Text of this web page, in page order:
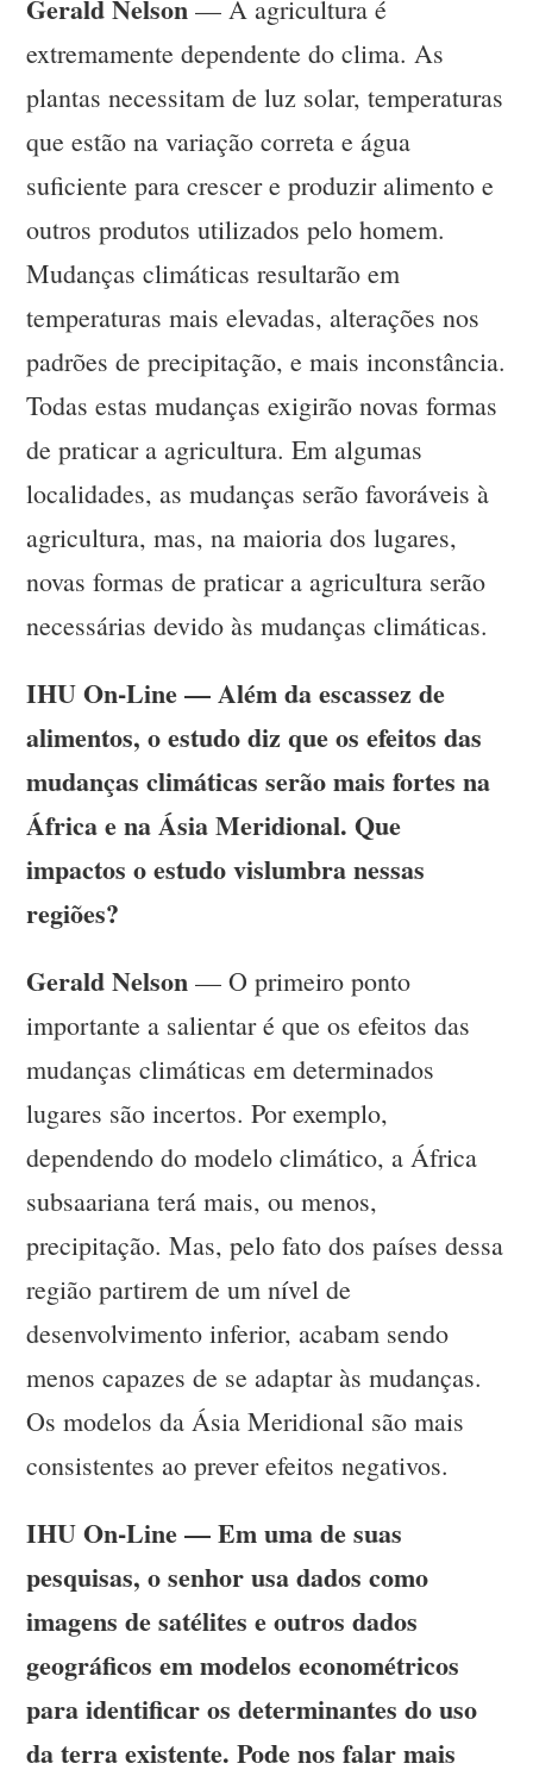
Gerald Nelson — A agricultura é
extremamente dependente do clima. As
plantas necessitam de luz solar, temperaturas
que estão na variação correta e água
suficiente para crescer e produzir alimento e
outros produtos utilizados pelo homem.
Mudanças climáticas resultarão em
temperaturas mais elevadas, alterações nos
padrões de precipitação, e mais inconstância.
Todas estas mudanças exigirão novas formas
de praticar a agricultura. Em algumas
localidades, as mudanças serão favoráveis à
agricultura, mas, na maioria dos lugares,
novas formas de praticar a agricultura serão
necessárias devido às mudanças climáticas.
IHU On-Line — Além da escassez de
alimentos, o estudo diz que os efeitos das
mudanças climáticas serão mais fortes na
África e na Ásia Meridional. Que
impactos o estudo vislumbra nessas
regiões?
Gerald Nelson — O primeiro ponto
importante a salientar é que os efeitos das
mudanças climáticas em determinados
lugares são incertos. Por exemplo,
dependendo do modelo climático, a África
subsaariana terá mais, ou menos,
precipitação. Mas, pelo fato dos países dessa
região partirem de um nível de
desenvolvimento inferior, acabam sendo
menos capazes de se adaptar às mudanças.
Os modelos da Ásia Meridional são mais
consistentes ao prever efeitos negativos.
IHU On-Line — Em uma de suas
pesquisas, o senhor usa dados como
imagens de satélites e outros dados
geográficos em modelos econométricos
para identificar os determinantes do uso
da terra existente. Pode nos falar mais